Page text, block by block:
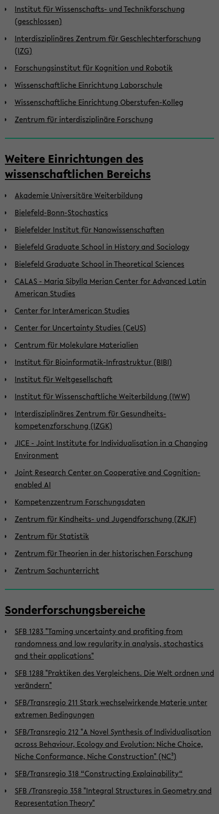
Institut für Wissenschafts- und Technikforschung
(geschlossen)
Interdisziplinäres Zentrum für Geschlechterforschung
(IZG)
Forschungsinstitut für Kognition und Robotik
Wissenschaftliche Einrichtung Laborschule
Wissenschaftliche Einrichtung Oberstufen-Kolleg
Zentrum für interdisziplinäre Forschung
Weitere Einrichtungen des
wissenschaftlichen Bereichs
Akademie Universitäre Weiterbildung
Bielefeld-Bonn-Stochastics
Bielefelder Institut für Nanowissenschaften
Bielefeld Graduate School in History and Sociology
Bielefeld Graduate School in Theoretical Sciences
CALAS - Maria Sibylla Merian Center for Advanced Latin
American Studies
Center for InterAmerican Studies
Center for Uncertainty Studies (CeUS)
Centrum für Molekulare Materialien
Institut für Bioinformatik-Infrastruktur (BIBI)
Institut für Weltgesellschaft
Institut für Wissenschaftliche Weiterbildung (IWW)
Interdisziplinäres Zentrum für Gesund­heits­
kompetenzforschung (IZGK)
JICE - Joint Institute for Individualisation in a Changing
Environment
Joint Research Center on Cooperative and Cognition-
enabled AI
Kompetenzzentrum Forschungsdaten
Zentrum für Kindheits- und Jugendforschung (ZKJF)
Zentrum für Statistik
Zentrum für Theorien in der historischen Forschung
Zentrum Sachunterricht
Sonderforschungsbereiche
SFB 1283 "Taming uncertainty and profiting from
randomness and low regularity in analysis, stochastics
and their applications"
SFB 1288 "Praktiken des Vergleichens. Die Welt ordnen und
verändern"
SFB/Transregio 211 Stark wechselwirkende Materie unter
extremen Bedingungen
SFB/Transregio 212 "A Novel Synthesis of Individualisation
across Behaviour, Ecology and Evolution: Niche Choice,
Niche Conformance, Niche Construction" (NC³)
SFB/Transregio 318 “Constructing Explainability“
SFB /Transregio 358 "Integral Structures in Geometry and
Representation Theory"